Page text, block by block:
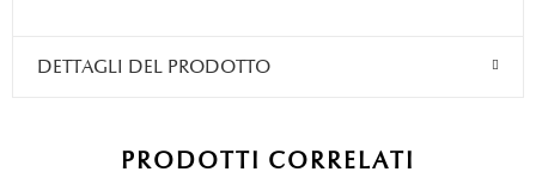
DETTAGLI DEL PRODOTTO
PRODOTTI CORRELATI